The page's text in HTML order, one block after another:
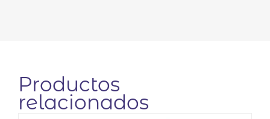
Productos
relacionados